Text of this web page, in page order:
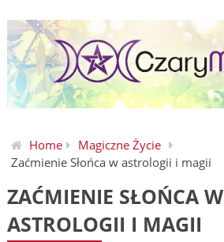
Home
Magiczne Życie
Zaćmienie Słońca w astrologii i magii
ZAĆMIENIE SŁOŃCA W
ASTROLOGII I MAGII